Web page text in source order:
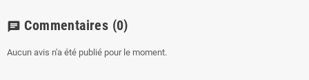
chat Commentaires (0)
Aucun avis n'a été publié pour le moment.